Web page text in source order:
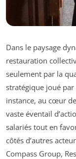
Dans le paysage
restauration
seulement par la
stratégique joué par
instance, au cœur
vaste éventail
salariés tout en
côtés d’autres
Compass Group,